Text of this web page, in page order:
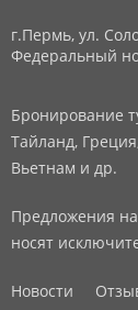
г.Пермь, ул.
Федеральный
Бронирование
Тайланд,
Вьетнам и др.
Предложения
носят
Новости